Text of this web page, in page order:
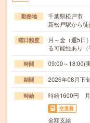
勤務地
千葉県松戸市
新松戸駅から
曜日頻度
月～金（週5
る可能性あり（
時間 09:00～18:00(
期間 2026年08月下
時給 時給1600円
交通費
全額支給